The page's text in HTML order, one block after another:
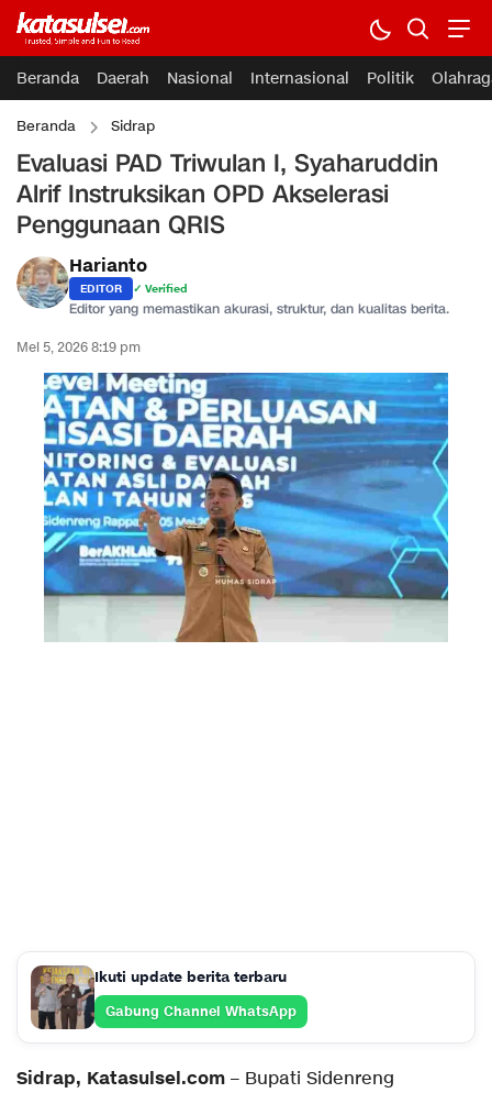
Beranda Daerah Nasional Internasional Politik
Beranda Sidrap
Evaluasi PAD Triwulan I, Syaharuddin
Alrif Instruksikan OPD Akselerasi
Penggunaan QRIS
Harianto
EDITOR ✓ Verified
Editor yang memastikan akurasi, struktur, dan kualitas berita.
Mei 5, 2026 8:19 pm
Ikuti update berita terbaru
Gabung Channel WhatsApp
Sidrap, Katasulsel.com – Bupati Sidenreng